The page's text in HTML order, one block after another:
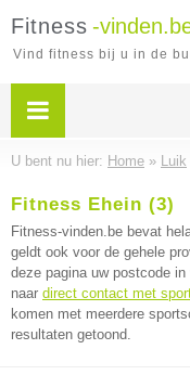
Fitness -
Vind fitness bij u in de
U bent nu hier: Home » Luik
Fitness Ehein (3)
Fitness-vinden.be bevat
geldt ook voor de gehele
deze pagina uw postcode
naar direct contact met
komen met meerdere
resultaten getoond.